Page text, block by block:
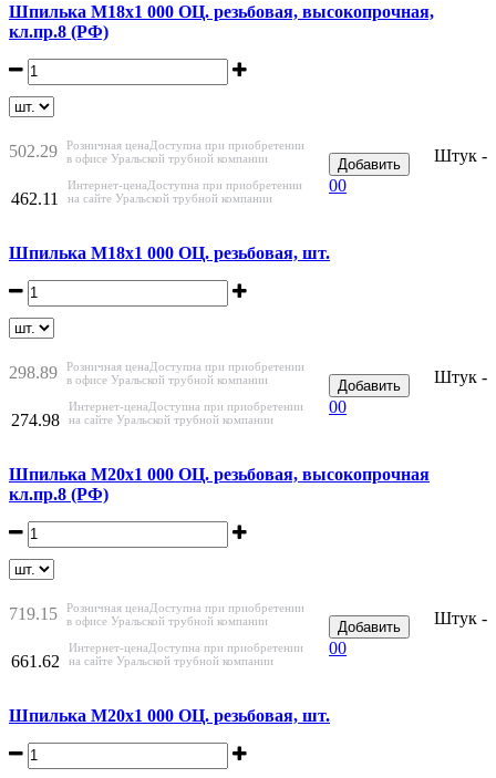
Шпилька М18х1 000 ОЦ. резьбовая, высокопрочная,
кл.пр.8 (РФ)
Штук -
502.29 Розничная ценаДоступна при приобретении
в офисе Уральской трубной компании
462.11
Интернет-ценаДоступна при приобретении
на сайте Уральской трубной компании
Добавить
00
Шпилька М18х1 000 ОЦ. резьбовая, шт.
Штук -
298.89 Розничная ценаДоступна при приобретении
в офисе Уральской трубной компании
274.98
Интернет-ценаДоступна при приобретении
на сайте Уральской трубной компании
Добавить
00
Шпилька М20х1 000 ОЦ. резьбовая, высокопрочная
кл.пр.8 (РФ)
Штук -
719.15 Розничная ценаДоступна при приобретении
в офисе Уральской трубной компании
661.62
Интернет-ценаДоступна при приобретении
на сайте Уральской трубной компании
Добавить
00
Шпилька М20х1 000 ОЦ. резьбовая, шт.